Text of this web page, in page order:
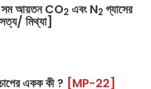
সম আয়তন CO2 এবং N2 গ্যাসের
মিথ্যা]
একক কী ? [MP-22]